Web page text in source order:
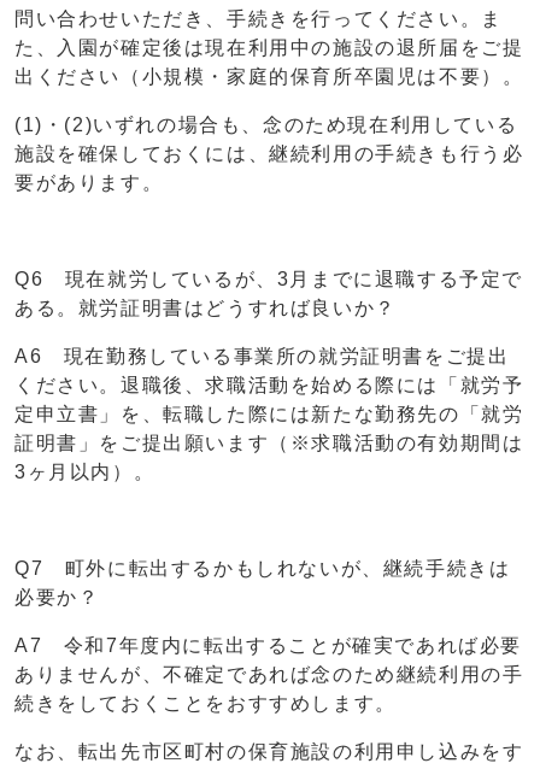
問い合わせいただき、手続きを行ってください。ま
た、入園が確定後は現在利用中の施設の退所届をご提
出ください（小規模・家庭的保育所卒園児は不要）。
(1)・(2)いずれの場合も、念のため現在利用している
施設を確保しておくには、継続利用の手続きも行う必
要があります。
Q6 現在就労しているが、3月までに退職する予定で
ある。就労証明書はどうすれば良いか？
A6 現在勤務している事業所の就労証明書をご提出
ください。退職後、求職活動を始める際には「就労予
定申立書」を、転職した際には新たな勤務先の「就労
証明書」をご提出願います（※求職活動の有効期間は
3ヶ月以内）。
Q7 町外に転出するかもしれないが、継続手続きは
必要か？
A7 令和7年度内に転出することが確実であれば必要
ありませんが、不確定であれば念のため継続利用の手
続きをしておくことをおすすめします。
なお、転出先市区町村の保育施設の利用申し込みをす